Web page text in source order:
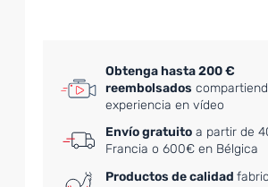
Obtenga hasta 200 €
reembolsados
experiencia en vídeo
Envío gratuito a partir de
Francia o 600€ en Bélgica
Productos de calidad